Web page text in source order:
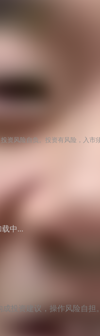
资风险自负。投资有风险，入市
中...
成投资建议，操作风险自担